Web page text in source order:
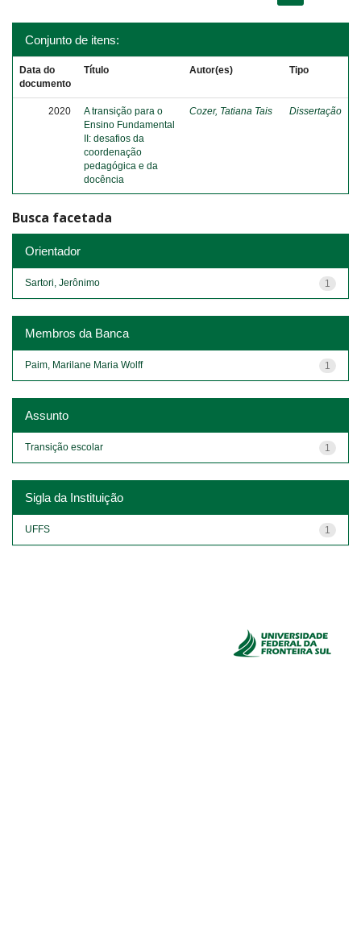
Conjunto de itens:
Data do
documento
Título Autor(es) Tipo
2020
A transição para o
Ensino Fundamental
II: desafios da
coordenação
pedagógica e da
docência
Cozer, Tatiana Tais Dissertação
Busca facetada
Orientador
1
Sartori, Jerônimo
Membros da Banca
1
Paim, Marilane Maria Wolff
Assunto
1
Transição escolar
Sigla da Instituição
1
UFFS